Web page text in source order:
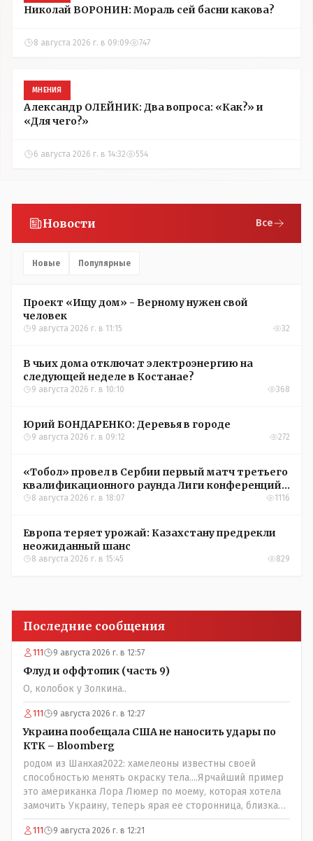
Николай ВОРОНИН: Мораль сей басни какова?
8 августа 2026 г. в 09:09 747
МНЕНИЯ
Александр ОЛЕЙНИК: Два вопроса: «Как?» и
«Для чего?»
6 августа 2026 г. в 14:32 554
Новости Все
Новые Популярные
Проект «Ищу дом» - Верному нужен свой
человек
9 августа 2026 г. в 11:15 32
В чьих дома отключат электроэнергию на
следующей неделе в Костанае?
9 августа 2026 г. в 10:10 368
Юрий БОНДАРЕНКО: Деревья в городе
9 августа 2026 г. в 09:12 272
«Тобол» провел в Сербии первый матч третьего
квалификационного раунда Лиги конференций
УЕФА
8 августа 2026 г. в 18:07 1116
Европа теряет урожай: Казахстану предрекли
неожиданный шанс
8 августа 2026 г. в 15:45 829
Последние сообщения
111 9 августа 2026 г. в 12:57
Флуд и оффтопик (часть 9)
О, колобок у Золкина..
111 9 августа 2026 г. в 12:27
Украина пообещала США не наносить удары по
КТК – Bloomberg
родом из Шанхая2022: хамелеоны известны своей
способностью менять окраску тела....Ярчайший пример
это американка Лора Люмер по моему, которая хотела
замочить Украину, теперь ярая ее сторонница, близкая
к Трампу. Ну и западные страны тем более, которые
предоставляли Зеленскому убежище, чтоб он бежал и
111 9 августа 2026 г. в 12:21